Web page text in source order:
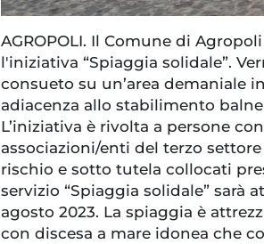
AGROPOLI. Il Comune di
l'iniziativa “Spiaggia solidale”.
consueto su un’area demaniale
adiacenza allo stabilimento
L’iniziativa è rivolta a persone
associazioni/enti del terzo
rischio e sotto tutela collocati
servizio “Spiaggia solidale” sarà
agosto 2023. La spiaggia è
con discesa a mare idonea che